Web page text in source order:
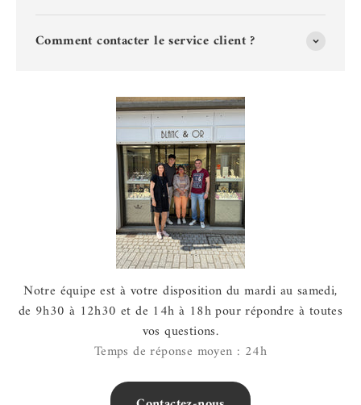
Comment contacter le service client ?
Notre équipe est à votre disposition du mardi au samedi,
de 9h30 à 12h30 et de 14h à 18h pour répondre à toutes
vos questions.
Temps de réponse moyen : 24h